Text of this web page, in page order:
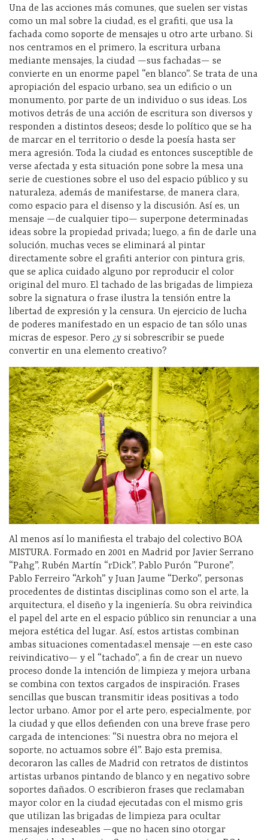
Una de las acciones más comunes, que suelen ser vistas
como un mal sobre la ciudad, es el grafiti, que usa la
fachada como soporte de mensajes u otro arte urbano. Si
nos centramos en el primero, la escritura urbana
mediante mensajes, la ciudad —sus fachadas— se
convierte en un enorme papel “en blanco”. Se trata de una
apropiación del espacio urbano, sea un edificio o un
monumento, por parte de un individuo o sus ideas. Los
motivos detrás de una acción de escritura son diversos y
responden a distintos deseos; desde lo político que se ha
de marcar en el territorio o desde la poesía hasta ser
mera agresión. Toda la ciudad es entonces susceptible de
verse afectada y esta situación pone sobre la mesa una
serie de cuestiones sobre el uso del espacio público y su
naturaleza, además de manifestarse, de manera clara,
como espacio para el disenso y la discusión. Así es, un
mensaje —de cualquier tipo— superpone determinadas
ideas sobre la propiedad privada; luego, a fin de darle una
solución, muchas veces se eliminará al pintar
directamente sobre el grafiti anterior con pintura gris,
que se aplica cuidado alguno por reproducir el color
original del muro. El tachado de las brigadas de limpieza
sobre la signatura o frase ilustra la tensión entre la
libertad de expresión y la censura. Un ejercicio de lucha
de poderes manifestado en un espacio de tan sólo unas
micras de espesor. Pero ¿y si sobrescribir se puede
convertir en una elemento creativo?
Al menos así lo manifiesta el trabajo del colectivo BOA
MISTURA. Formado en 2001 en Madrid por Javier Serrano
“Pahg”, Rubén Martín “rDick”, Pablo Purón “Purone”,
Pablo Ferreiro “Arkoh” y Juan Jaume “Derko”, personas
procedentes de distintas disciplinas como son el arte, la
arquitectura, el diseño y la ingeniería. Su obra reivindica
el papel del arte en el espacio público sin renunciar a una
mejora estética del lugar. Así, estos artistas combinan
ambas situaciones comentadas:el mensaje —en este caso
reivindicativo— y el “tachado”, a fin de crear un nuevo
proceso donde la intención de limpieza y mejora urbana
se combina con textos cargados de inspiración. Frases
sencillas que buscan transmitir ideas positivas a todo
lector urbano. Amor por el arte pero, especialmente, por
la ciudad y que ellos defienden con una breve frase pero
cargada de intenciones: “Si nuestra obra no mejora el
soporte, no actuamos sobre él”. Bajo esta premisa,
decoraron las calles de Madrid con retratos de distintos
artistas urbanos pintando de blanco y en negativo sobre
soportes dañados. O escribieron frases que reclamaban
mayor color en la ciudad ejecutadas con el mismo gris
que utilizan las brigadas de limpieza para ocultar
mensajes indeseables —que no hacen sino otorgar